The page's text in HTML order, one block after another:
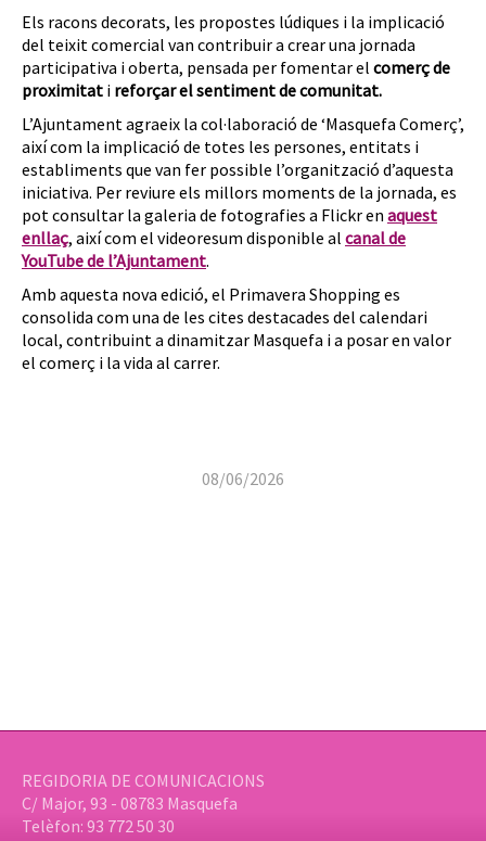
Els racons decorats, les propostes lúdiques i la implicació
del teixit comercial van contribuir a crear una jornada
participativa i oberta, pensada per fomentar el comerç de
proximitat i reforçar el sentiment de comunitat.
L’Ajuntament agraeix la col·laboració de ‘Masquefa Comerç’,
així com la implicació de totes les persones, entitats i
establiments que van fer possible l’organització d’aquesta
iniciativa. Per reviure els millors moments de la jornada, es
pot consultar la galeria de fotografies a Flickr en aquest
enllaç, així com el videoresum disponible al canal de
YouTube de l’Ajuntament.
Amb aquesta nova edició, el Primavera Shopping es
consolida com una de les cites destacades del calendari
local, contribuint a dinamitzar Masquefa i a posar en valor
el comerç i la vida al carrer.
08/06/2026
REGIDORIA DE COMUNICACIONS
C/ Major, 93 - 08783 Masquefa
Telèfon: 93 772 50 30